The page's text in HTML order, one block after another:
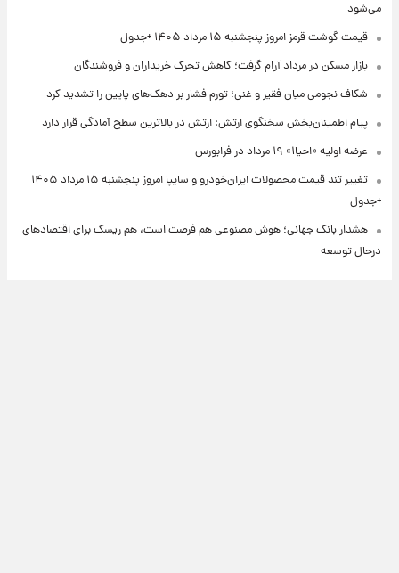
می‌شود
قیمت گوشت قرمز امروز پنجشنبه ۱۵ مرداد ۱۴۰۵ +جدول
بازار مسکن در مرداد آرام گرفت؛ کاهش تحرک خریداران و فروشندگان
شکاف نجومی میان فقیر و غنی؛ تورم فشار بر دهک‌های پایین را تشدید کرد
پیام اطمینان‌بخش سخنگوی ارتش: ارتش در بالاترین سطح آمادگی قرار دارد
عرضه اولیه «احیا۱» ۱۹ مرداد در فرابورس
تغییر تند قیمت محصولات ایران‌خودرو و سایپا امروز پنجشنبه ۱۵ مرداد ۱۴۰۵
+جدول
هشدار بانک جهانی؛ هوش مصنوعی هم فرصت است، هم ریسک برای اقتصادهای
درحال توسعه